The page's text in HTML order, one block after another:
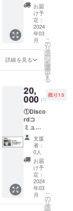
のアイ
デア出
しミー
ティン
グへの
参加権
（2024
年2月中
実施予
定） ・
重要な
方針決
定に関
する事
前アン
ケート
の投票
権
（※2）
・特別
会員限
定のオ
ンライ
見交換
などの
機会を
得るこ
とがで
きま
す。 ※
イベン
（東京
神奈
川）を
予定し
ており
ます。
※当日の
日程や
スケ
ジュー
ルなど
は3月下
旬を予
定して
おりま
すが、
実践者
（経験
者含
む）に
よるオ
ンライ
ン1on1
ナレッ
ジシェ
ア① の
供しま
す。 特
別会員
『トレ
ジャー
フット
アンバ
ダー』
権に加
え、
様々な
分野で
ご活躍
の複業
実践者
お届
け予
定：
2024
年03
月
詳細を見る
こ
の
リ
タ
ー
ン
を
選
択
す
る
20,
000 円
残り15
①Disco
rdコ
ミュニ
ティへ
の参加
②複業
実践者
（経験
者含
む）に
よるオ
ンライ
ン1on1
支援
者：
0人
お届
け予
定：
2024
年03
月
こ
の
リ
タ